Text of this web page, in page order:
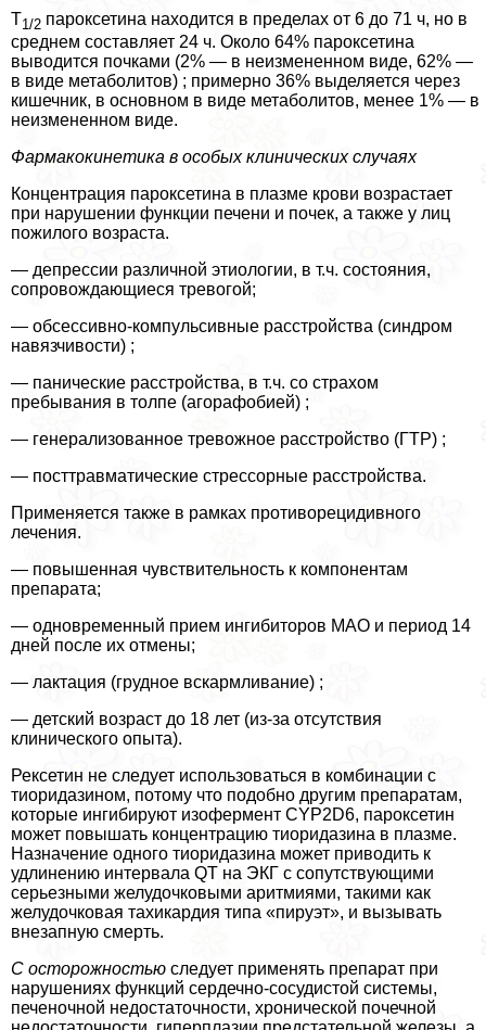
T1/2 пароксетина находится в пределах от 6 до 71 ч, но в
среднем составляет 24 ч. Около 64% пароксетина
выводится почками (2% — в неизмененном виде, 62% —
в виде метаболитов) ; примерно 36% выделяется через
кишечник, в основном в виде метаболитов, менее 1% — в
неизмененном виде.
Фармакокинетика в особых клинических случаях
Концентрация пароксетина в плазме крови возрастает
при нарушении функции печени и почек, а также у лиц
пожилого возраста.
— депрессии различной этиологии, в т.ч. состояния,
сопровождающиеся тревогой;
— обсессивно-компульсивные расстройства (синдром
навязчивости) ;
— панические расстройства, в т.ч. со страхом
пребывания в толпе (агорафобией) ;
— генерализованное тревожное расстройство (ГТР) ;
— посттравматические стрессорные расстройства.
Применяется также в рамках противорецидивного
лечения.
— повышенная чувствительность к компонентам
препарата;
— одновременный прием ингибиторов МАО и период 14
дней после их отмены;
— лактация (грудное вскармливание) ;
— детский возраст до 18 лет (из-за отсутствия
клинического опыта).
Рексетин не следует использоваться в комбинации с
тиоридазином, потому что подобно другим препаратам,
которые ингибируют изофермент CYP2D6, пароксетин
может повышать концентрацию тиоридазина в плазме.
Назначение одного тиоридазина может приводить к
удлинению интервала QT на ЭКГ с сопутствующими
серьезными желудочковыми аритмиями, такими как
желудочковая тахикардия типа «пируэт», и вызывать
внезапную cмepть.
С осторожностью следует применять препарат при
нарушениях функций сердечно-сосудистой системы,
печеночной недостаточности, хронической почечной